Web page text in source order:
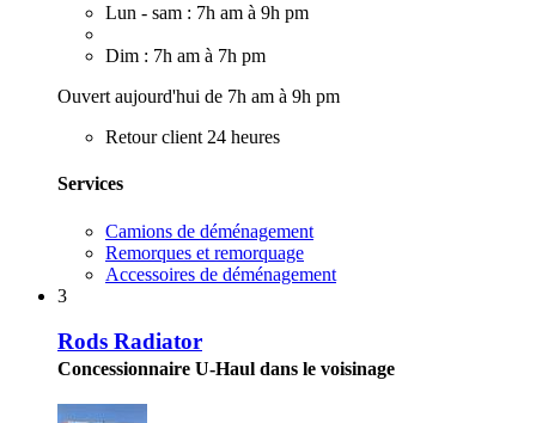
Lun - sam : 7h am à 9h pm
Dim : 7h am à 7h pm
Ouvert aujourd'hui de 7h am à 9h pm
Retour client 24 heures
Services
Camions de déménagement
Remorques et remorquage
Accessoires de déménagement
3
Rods Radiator
Concessionnaire U-Haul dans le voisinage